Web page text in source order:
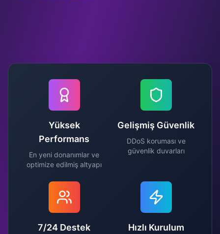
Yüksek
Performans
En yeni donanımlar ve
optimize edilmiş altyapı
Gelişmiş Güvenlik
DDoS koruması ve
güvenlik duvarları
7/24 Destek Hızlı Kurulum